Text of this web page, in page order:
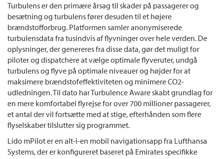
Turbulens er den primære årsag til skader på passagerer og
besætning og turbulens fører desuden til et højere
brændstofforbrug. Platformen samler anonymiserede
turbulensdata fra tusindvis af flyvninger over hele verden. De
oplysninger, der genereres fra disse data, gør det muligt for
piloter og dispatchere at vælge optimale flyveruter, undgå
turbulens og flyve på optimale niveauer og højder for at
maksimere brændstofeffektiviteten og minimere CO2-
udledningen. Til dato har Turbulence Aware skabt grundlag for
en mere komfortabel flyrejse for over 700 millioner passagerer,
et antal der vil fortsætte med at stige, efterhånden som flere
flyselskaber tilslutter sig programmet.
Lido mPilot er en alt-i-en mobil navigationsapp fra Lufthansa
Systems, der er konfigureret baseret på Emirates specifikke